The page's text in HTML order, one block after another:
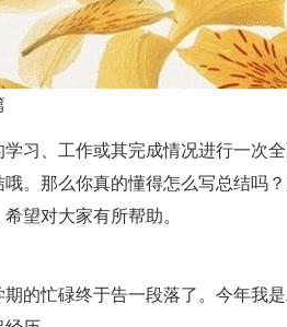
习、工作或其完成情况进行一次
。那么你真的懂得怎么写总结吗
望对大家有所帮助。
的忙碌终于告一段落了。今年我